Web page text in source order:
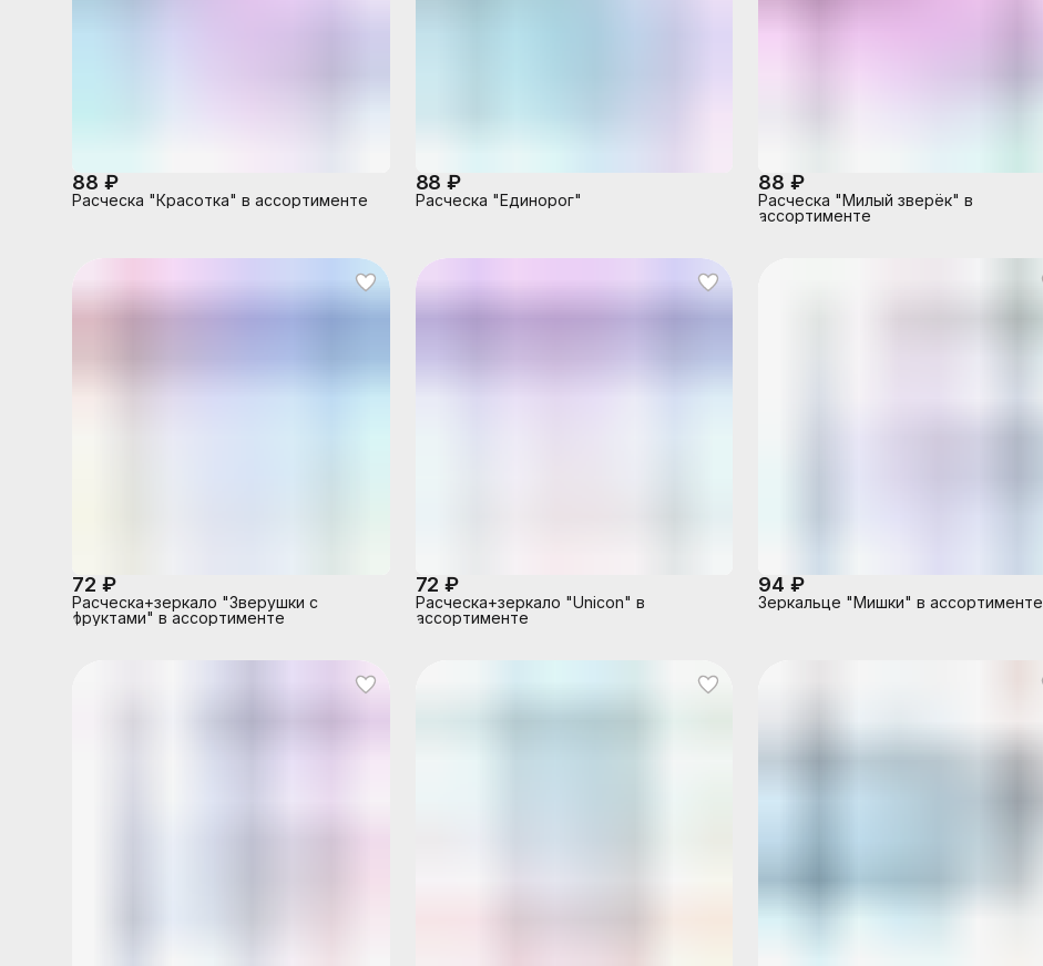
88 ₽
Расческа "Красотка" в ассортименте
88 ₽
Расческа "Единорог"
88 ₽
Расческа "Милый зверёк" в
ассортименте
72 ₽
Расческа+зеркало "Зверушки с
фруктами" в ассортименте
72 ₽
Расческа+зеркало "Unicon" в
ассортименте
94 ₽
Зеркальце "Мишки" в ассортименте